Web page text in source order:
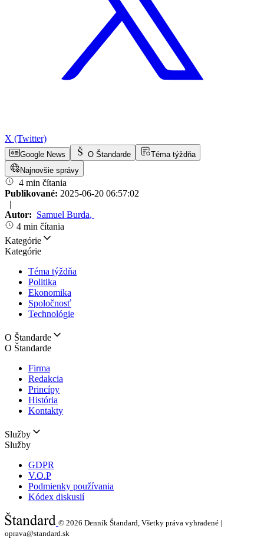
X (Twitter)
Google News O Štandarde
Téma týždňa
Najnovšie správy
4 min čítania
Publikované: 2025-06-20 06:57:02
|
Autor: Samuel Burda,
4 min čítania
Kategórie
Kategórie
Téma týždňa
Politika
Ekonomika
Spoločnosť
Technológie
O Štandarde
O Štandarde
Firma
Redakcia
Princípy
História
Kontakty
Služby
Služby
GDPR
V.O.P
Podmienky používania
Kódex diskusií
© 2026 Denník Štandard, Všetky práva vyhradené |
oprava@standard.sk